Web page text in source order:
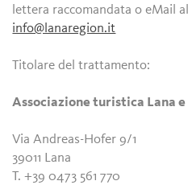
lettera raccomandata o eMail
info@lanaregion.it
Titolare del trattamento:
Associazione turistica Lana
Via Andreas-Hofer 9/1
39011 Lana
T. +39 0473 561 770